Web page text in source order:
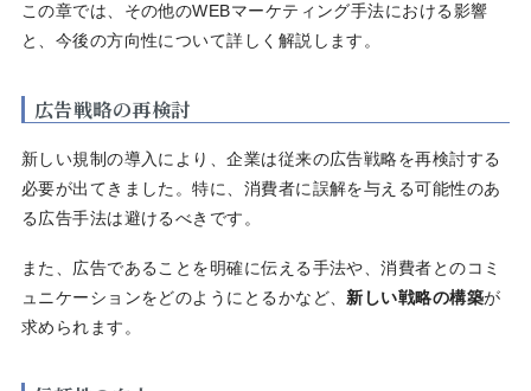
この章では、その他のWEBマーケティング手法における影響
と、今後の方向性について詳しく解説します。
広告戦略の再検討
新しい規制の導入により、企業は従来の広告戦略を再検討する
必要が出てきました。特に、消費者に誤解を与える可能性のあ
る広告手法は避けるべきです。
また、広告であることを明確に伝える手法や、消費者とのコミ
ュニケーションをどのようにとるかなど、新しい戦略の構築が
求められます。